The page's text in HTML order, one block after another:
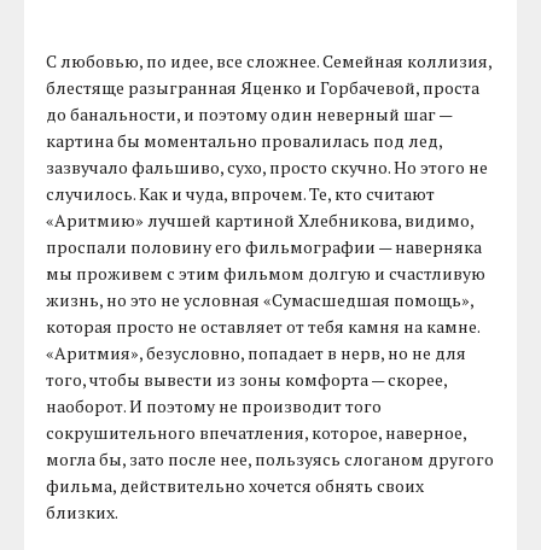
С любовью, по идее, все сложнее. Семейная коллизия,
блестяще разыгранная Яценко и Горбачевой, проста
до банальности, и поэтому один неверный шаг —
картина бы моментально провалилась под лед,
зазвучало фальшиво, сухо, просто скучно. Но этого не
случилось. Как и чуда, впрочем. Те, кто считают
«Аритмию» лучшей картиной Хлебникова, видимо,
проспали половину его фильмографии — наверняка
мы проживем с этим фильмом долгую и счастливую
жизнь, но это не условная «Сумасшедшая помощь»,
которая просто не оставляет от тебя камня на камне.
«Аритмия», безусловно, попадает в нерв, но не для
того, чтобы вывести из зоны комфорта — скорее,
наоборот. И поэтому не производит того
сокрушительного впечатления, которое, наверное,
могла бы, зато после нее, пользуясь слоганом другого
фильма, действительно хочется обнять своих
близких.